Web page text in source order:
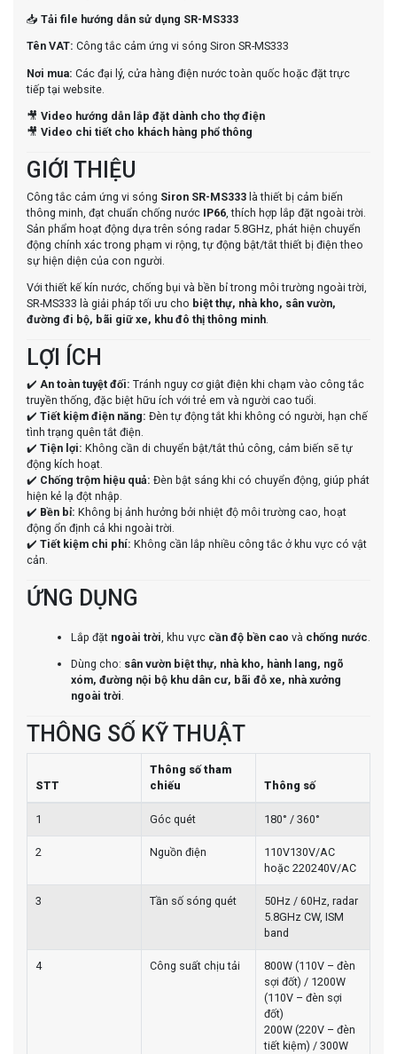
📥 Tải file hướng dẫn sử dụng SR-MS333
Tên VAT: Công tắc cảm ứng vi sóng Siron SR-MS333
Nơi mua: Các đại lý, cửa hàng điện nước toàn quốc hoặc đặt trực
tiếp tại website.
🎥 Video hướng dẫn lắp đặt dành cho thợ điện
🎥 Video chi tiết cho khách hàng phổ thông
GIỚI THIỆU
Công tắc cảm ứng vi sóng Siron SR-MS333 là thiết bị cảm biến
thông minh, đạt chuẩn chống nước IP66 , thích hợp lắp đặt ngoài trời.
Sản phẩm hoạt động dựa trên sóng radar 5.8GHz, phát hiện chuyển
động chính xác trong phạm vi rộng, tự động bật/tắt thiết bị điện theo
sự hiện diện của con người.
Với thiết kế kín nước, chống bụi và bền bỉ trong môi trường ngoài trời,
SR-MS333 là giải pháp tối ưu cho biệt thự, nhà kho, sân vườn,
đường đi bộ, bãi giữ xe, khu đô thị thông minh.
LỢI ÍCH
✔️ An toàn tuyệt đối: Tránh nguy cơ giật điện khi chạm vào công tắc
truyền thống, đặc biệt hữu ích với trẻ em và người cao tuổi.
✔️ Tiết kiệm điện năng: Đèn tự động tắt khi không có người, hạn chế
tình trạng quên tắt điện.
✔️ Tiện lợi: Không cần di chuyển bật/tắt thủ công, cảm biến sẽ tự
động kích hoạt.
✔️ Chống trộm hiệu quả: Đèn bật sáng khi có chuyển động, giúp phát
hiện kẻ lạ đột nhập.
✔️ Bền bỉ: Không bị ảnh hưởng bởi nhiệt độ môi trường cao, hoạt
động ổn định cả khi ngoài trời.
✔️ Tiết kiệm chi phí: Không cần lắp nhiều công tắc ở khu vực có vật
cản.
ỨNG DỤNG
Lắp đặt ngoài trời , khu vực cần độ bền cao và chống nước
Dùng cho: sân vườn biệt thự, nhà kho, hành lang, ngõ
xóm, đường nội bộ khu dân cư, bãi đỗ xe, nhà xưởng
ngoài trời.
THÔNG SỐ KỸ THUẬT
STT
Thông số tham
chiếu
Thông số
1 Góc quét 180° / 360°
2 Nguồn điện
110V130V/AC
hoặc 220240V/AC
3 Tần số sóng quét
50Hz / 60Hz, radar
5.8GHz CW, ISM
band
4 Công suất chịu tải
800W (110V – đèn
sợi đốt) / 1200W
(110V – đèn sợi
đốt)
200W (220V – đèn
tiết kiệm) / 300W